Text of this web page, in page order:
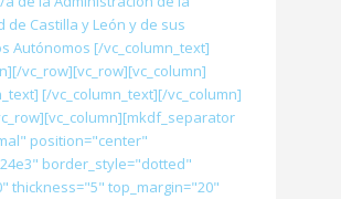
de Castilla y León y de sus
Autónomos [/vc_column_text]
vc_row][vc_row][vc_column]
[/vc_column_text][/vc_column]
position="center"
border_style="dotted"
thickness="5" top_margin="20"